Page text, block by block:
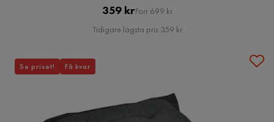
Pris
359 krOriginal
Pris
Förr 699 kr
Tidigare lägsta pris 359 kr
Se priset! Få kvar